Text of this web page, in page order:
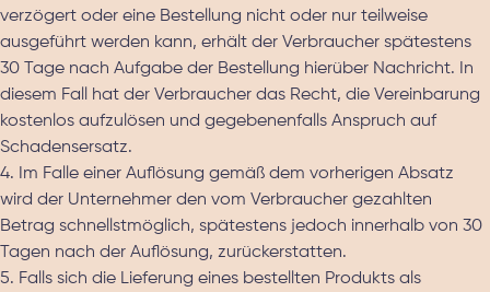
verzögert oder eine Bestellung nicht oder nur teilweise
ausgeführt werden kann, erhält der Verbraucher spätestens
30 Tage nach Aufgabe der Bestellung hierüber Nachricht. In
diesem Fall hat der Verbraucher das Recht, die Vereinbarung
kostenlos aufzulösen und gegebenenfalls Anspruch auf
Schadensersatz.
4. Im Falle einer Auflösung gemäß dem vorherigen Absatz
wird der Unternehmer den vom Verbraucher gezahlten
Betrag schnellstmöglich, spätestens jedoch innerhalb von 30
Tagen nach der Auflösung, zurückerstatten.
5. Falls sich die Lieferung eines bestellten Produkts als